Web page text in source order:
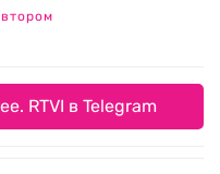
RTVI в Telegram